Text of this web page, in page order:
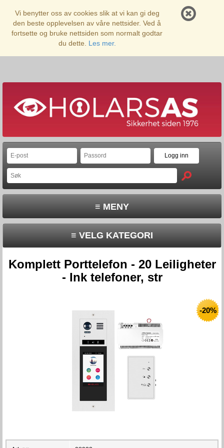
Vi benytter oss av cookies slik at vi kan gi deg
den beste opplevelsen av våre nettsider. Ved å
fortsette og bruke nettsiden som normalt godtar
du dette. Les mer.
≡ MENY
≡ VELG KATEGORI
Komplett Porttelefon - 20 Leiligheter
- Ink telefoner, str
-20%